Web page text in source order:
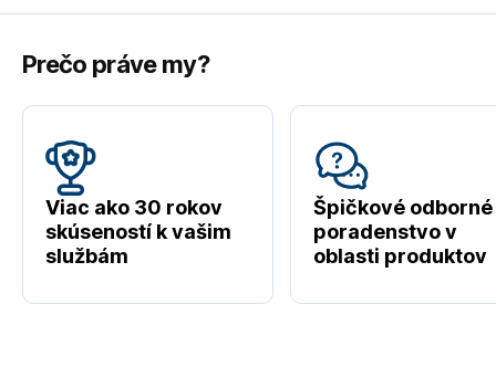
Prečo práve my?
Viac ako 30 rokov
skúseností k vašim
službám
Špičkové odborné
poradenstvo v
oblasti produktov